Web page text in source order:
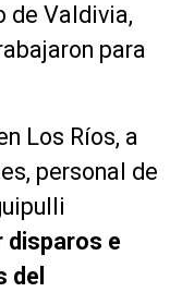
de Valdivia,
para
Los Ríos, a
personal de
disparos e
del